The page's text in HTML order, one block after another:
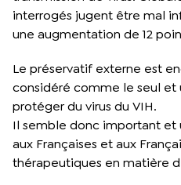
interrogés jugent être mal
une augmentation de 12
Le préservatif externe est
considéré comme le seul et
protéger du virus du VIH.
Il semble donc important et
aux Françaises et aux
thérapeutiques en matière